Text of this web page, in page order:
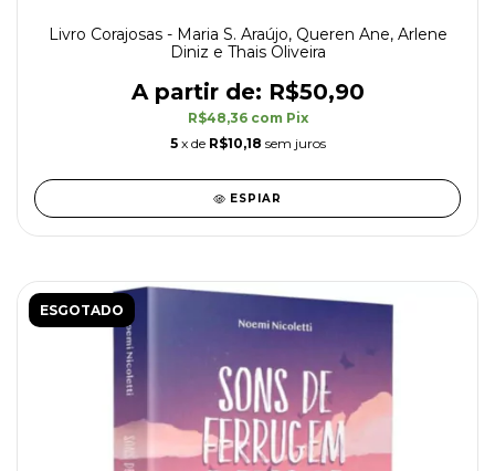
Livro Corajosas - Maria S. Araújo, Queren Ane, Arlene
Diniz e Thais Oliveira
R$50,90
R$48,36 com Pix
5 x de R$10,18 sem juros
ESPIAR
ESGOTADO